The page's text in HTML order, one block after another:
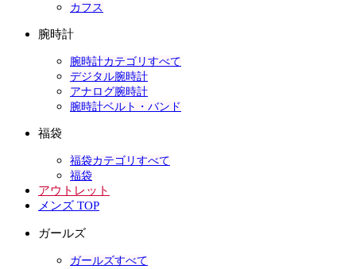
カフス
腕時計
腕時計カテゴリすべて
デジタル腕時計
アナログ腕時計
腕時計ベルト・バンド
福袋
福袋カテゴリすべて
福袋
アウトレット
メンズ TOP
ガールズ
ガールズすべて